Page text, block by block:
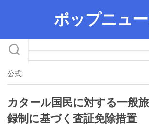
ポップニュ
公式
カタール国民に対する一般
録制に基づく査証免除措置